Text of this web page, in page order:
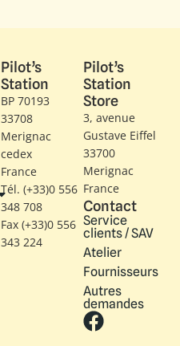
Pilot’s
Station
BP 70193
33708
Merignac
cedex
France
Tél. (+33)0 556
348 708
Fax (+33)0 556
343 224
Pilot’s
Station
Store
3, avenue
Gustave Eiffel​
33700
Merignac
France
Contact
Service
clients / SAV
Atelier
Fournisseurs
Autres
demandes